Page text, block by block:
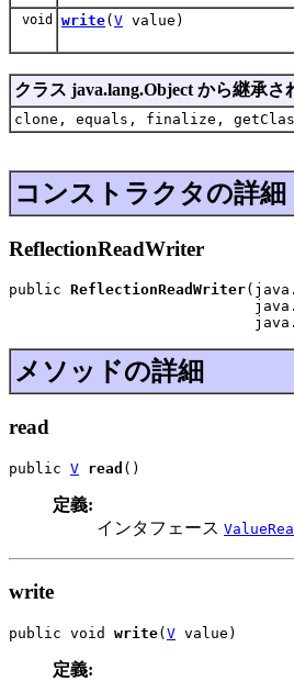
void write( V value)
クラス java.lang.Object から継承さ
clone, equals, finalize,
コンストラクタの詳細
ReflectionReadWriter
public ReflectionReadWriter
メソッドの詳細
read
public V read ()
定義:
インタフェース
write
public void write( V value)
定義: